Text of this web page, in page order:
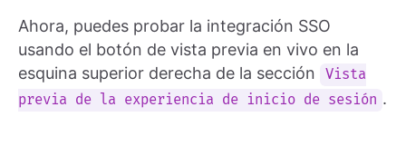
Ahora, puedes probar la integración SSO
usando el botón de vista previa en vivo en la
esquina superior derecha de la sección
Vista
previa de la experiencia de inicio de sesión .